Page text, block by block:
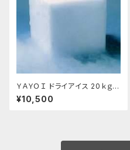
ＹＡＹＯＩ ドライアイス 20ｋｇ
おすすめ
¥10,500